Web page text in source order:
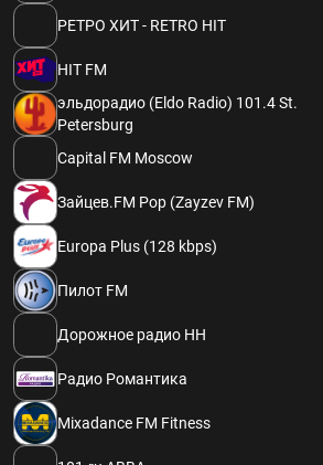
РЕТРО ХИТ - RETRO HIT
HIT FM
эльдорадио (Eldo Radio) 101.4 St.
Petersburg
Capital FM Moscow
Зайцев.FM Pop (Zayzev FM)
Europa Plus (128 kbps)
Пилот FM
Дорожное радио НН
Радио Романтика
Mixadance FM Fitness